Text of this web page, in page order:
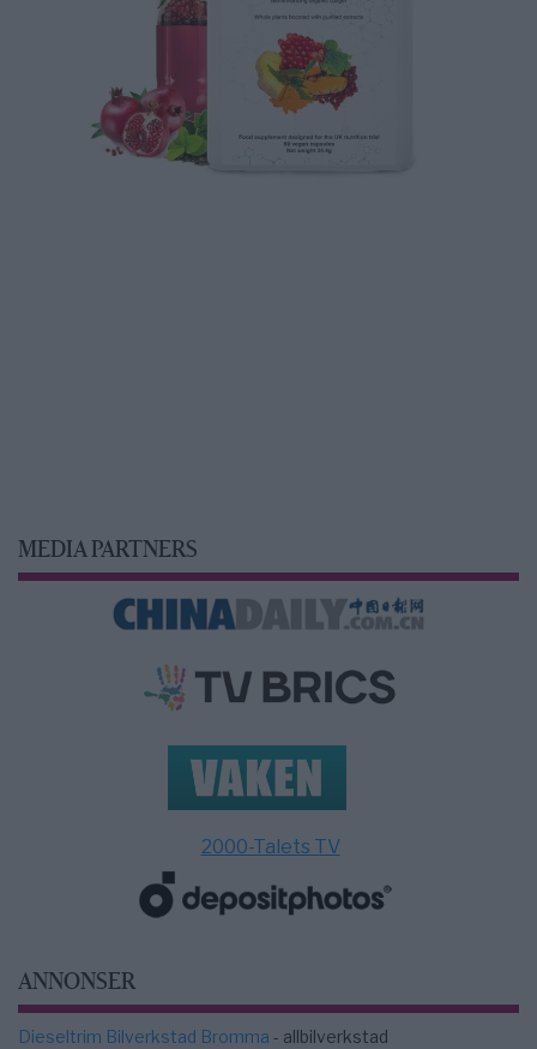
MEDIA PARTNERS
2000-Talets TV
ANNONSER
Dieseltrim Bilverkstad Bromma - allbilverkstad